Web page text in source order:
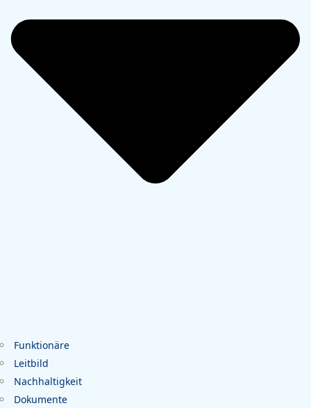
Funktionäre
Leitbild
Nachhaltigkeit
Dokumente